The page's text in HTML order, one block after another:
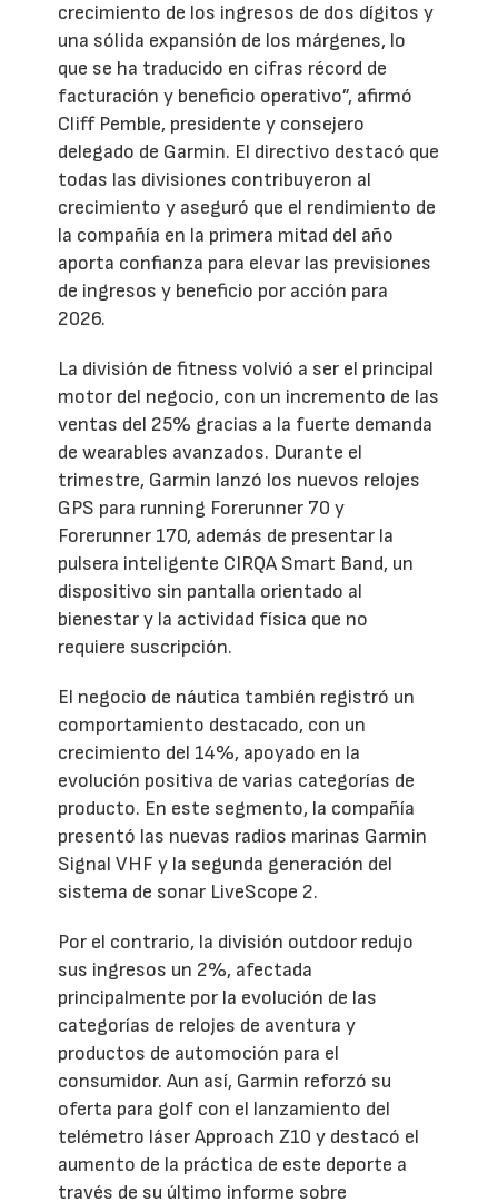
crecimiento de los ingresos de dos dígitos y
una sólida expansión de los márgenes, lo
que se ha traducido en cifras récord de
facturación y beneficio operativo”, afirmó
Cliff Pemble, presidente y consejero
delegado de Garmin. El directivo destacó que
todas las divisiones contribuyeron al
crecimiento y aseguró que el rendimiento de
la compañía en la primera mitad del año
aporta confianza para elevar las previsiones
de ingresos y beneficio por acción para
2026.
La división de fitness volvió a ser el principal
motor del negocio, con un incremento de las
ventas del 25% gracias a la fuerte demanda
de wearables avanzados. Durante el
trimestre, Garmin lanzó los nuevos relojes
GPS para running Forerunner 70 y
Forerunner 170, además de presentar la
pulsera inteligente CIRQA Smart Band, un
dispositivo sin pantalla orientado al
bienestar y la actividad física que no
requiere suscripción.
El negocio de náutica también registró un
comportamiento destacado, con un
crecimiento del 14%, apoyado en la
evolución positiva de varias categorías de
producto. En este segmento, la compañía
presentó las nuevas radios marinas Garmin
Signal VHF y la segunda generación del
sistema de sonar LiveScope 2.
Por el contrario, la división outdoor redujo
sus ingresos un 2%, afectada
principalmente por la evolución de las
categorías de relojes de aventura y
productos de automoción para el
consumidor. Aun así, Garmin reforzó su
oferta para golf con el lanzamiento del
telémetro láser Approach Z10 y destacó el
aumento de la práctica de este deporte a
través de su último informe sobre